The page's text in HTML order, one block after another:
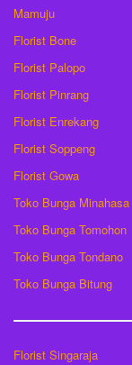
Mamuju
Florist Bone
Florist Palopo
Florist Pinrang
Florist Enrekang
Florist Soppeng
Florist Gowa
Toko Bunga Minahasa
Toko Bunga Tomohon
Toko Bunga Tondano
Toko Bunga Bitung
Florist Singaraja